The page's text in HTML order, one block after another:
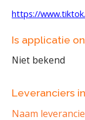
https://
Is applicatie
Niet bekend
Leveranciers
Naam